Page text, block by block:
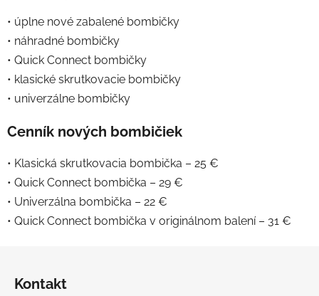
• úplne nové zabalené bombičky
• náhradné bombičky
• Quick Connect bombičky
• klasické skrutkovacie bombičky
• univerzálne bombičky
Cenník nových bombičiek
• Klasická skrutkovacia bombička – 25 €
• Quick Connect bombička – 29 €
• Univerzálna bombička – 22 €
• Quick Connect bombička v originálnom balení – 31 €
Kontakt